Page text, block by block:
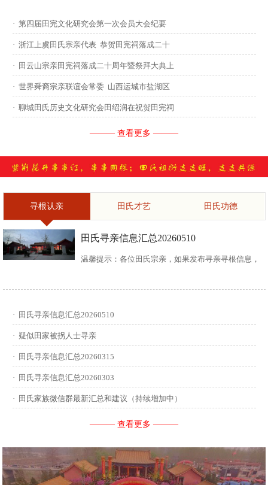
祖”第四次预备会议。 常务副会长田传灿宗亲主持会
议...
· 第四届田完文化研究会第一次会员大会纪要
· 浙江上虞田氏宗亲代表 恭贺田完祠落成二十
· 田云山宗亲田完祠落成二十周年暨祭拜大典上
· 世界舜裔宗亲联谊会常委 山西运城市盐湖区
· 聊城田氏历史文化研究会田绍润在祝贺田完祠
——— 查看更多 ———
寻根认亲 田氏才艺 田氏功德
田氏寻亲信息汇总20260510
温馨提示：各位田氏宗亲，如果发布寻亲寻根信息，
讳，迁居前字辈和迁居后历次新续的字辈，分迁族人
迁居地，因何原因迁居等。最后别忘了留下联系人和
联系方式。 没有家谱的问问族中老年人口耳相传的信
息有哪些，有家谱请把家谱中的信息简...
· 田氏寻亲信息汇总20260510
· 疑似田家被拐人士寻亲
· 田氏寻亲信息汇总20260315
· 田氏寻亲信息汇总20260303
· 田氏家族微信群最新汇总和建议（持续增加中）
——— 查看更多 ———